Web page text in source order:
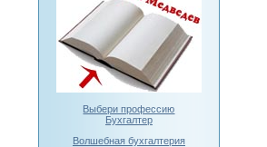
Выбери профессию
Бухгалтер
Волшебная бухгалтерия